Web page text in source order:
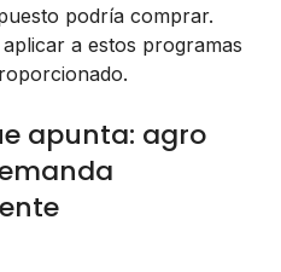
podría comprar.
a estos programas
apunta: agro